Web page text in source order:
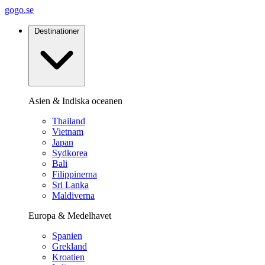
gogo.se
Destinationer
Asien & Indiska oceanen
Thailand
Vietnam
Japan
Sydkorea
Bali
Filippinerna
Sri Lanka
Maldiverna
Europa & Medelhavet
Spanien
Grekland
Kroatien